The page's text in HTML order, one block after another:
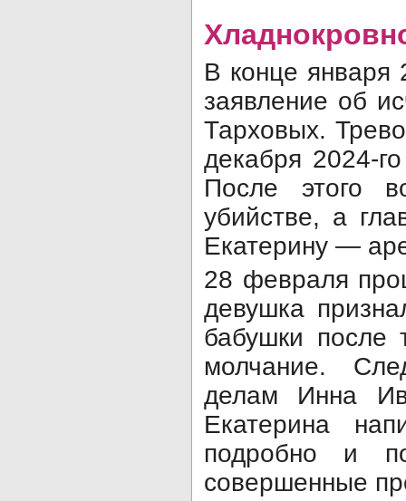
В конце января
заявление об
Тарховых.
декабря 2024-
После этого
убийстве, а
Екатерину —
28 февраля
девушка
бабушки после
молчание.
делам Инна
Екатерина
подробно и
совершенные